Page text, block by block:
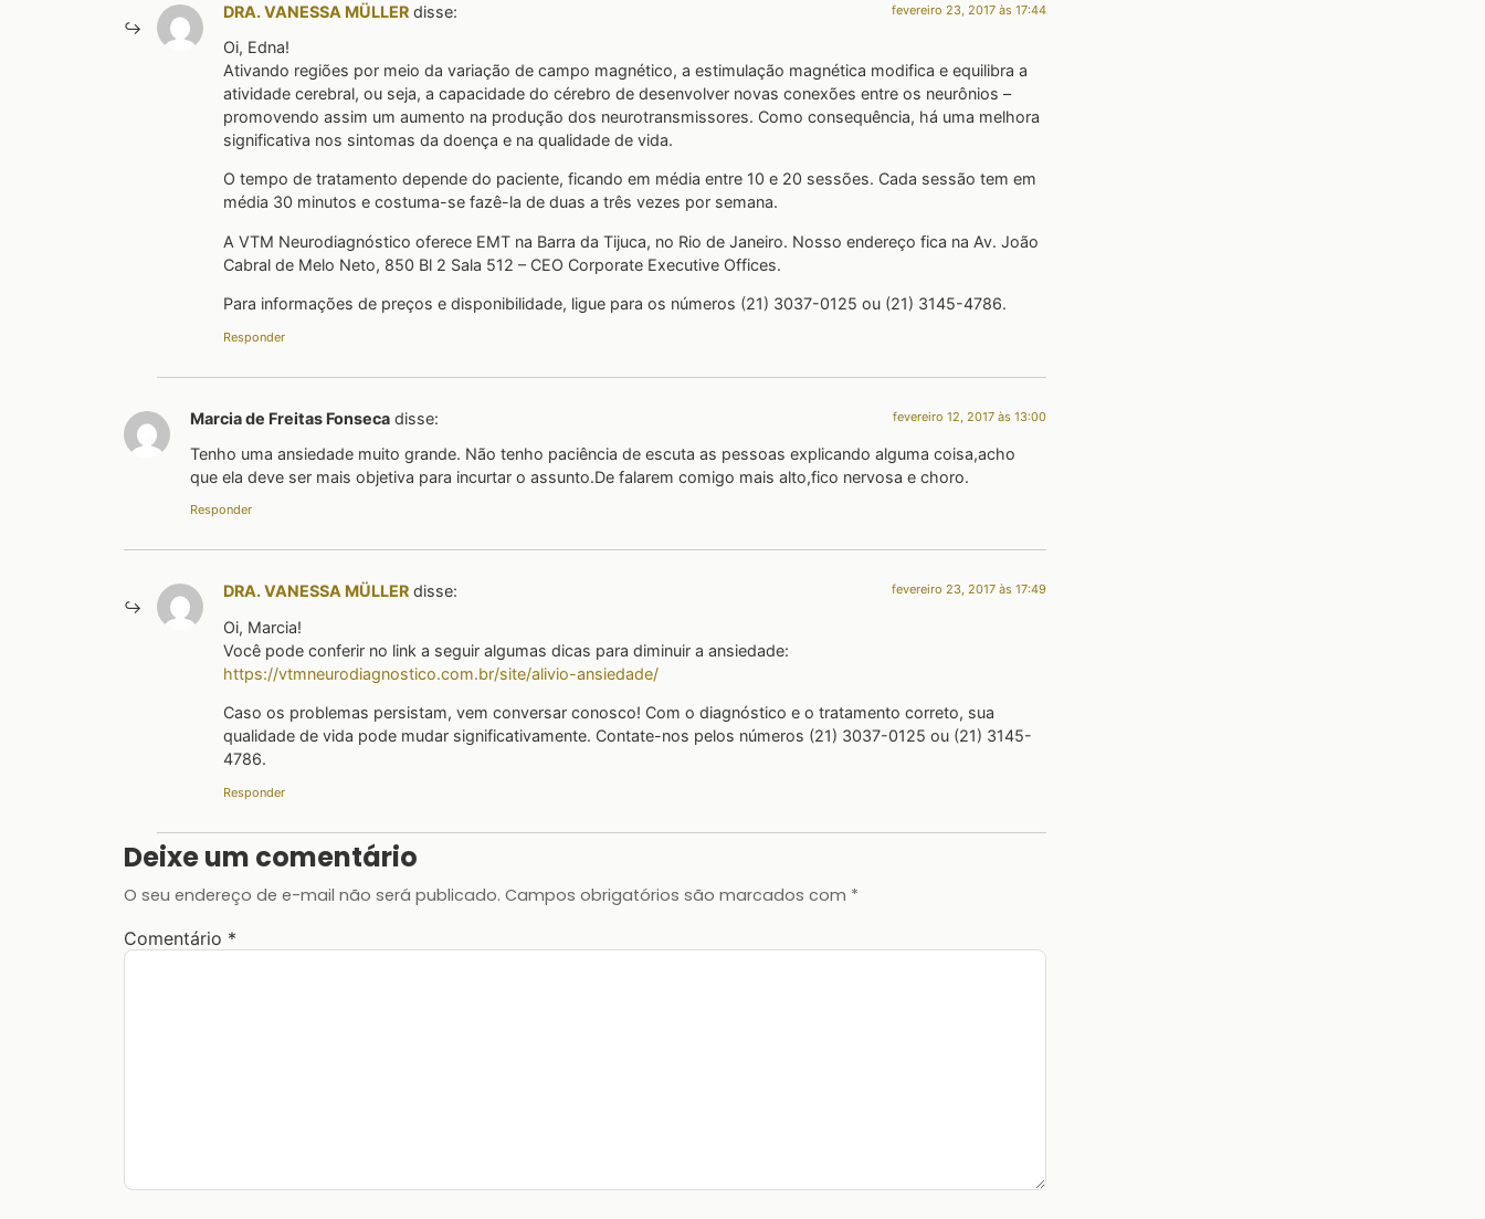
DRA. VANESSA MÜLLER disse: fevereiro 23, 2017 às 17:44
Oi, Edna!
Ativando regiões por meio da variação de campo magnético, a estimulação magnética modifica e equilibra a
atividade cerebral, ou seja, a capacidade do cérebro de desenvolver novas conexões entre os neurônios –
promovendo assim um aumento na produção dos neurotransmissores. Como consequência, há uma melhora
significativa nos sintomas da doença e na qualidade de vida.
O tempo de tratamento depende do paciente, ficando em média entre 10 e 20 sessões. Cada sessão tem em
média 30 minutos e costuma-se fazê-la de duas a três vezes por semana.
A VTM Neurodiagnóstico oferece EMT na Barra da Tijuca, no Rio de Janeiro. Nosso endereço fica na Av. João
Cabral de Melo Neto, 850 Bl 2 Sala 512 – CEO Corporate Executive Offices.
Para informações de preços e disponibilidade, ligue para os números (21) 3037-0125 ou (21) 3145-4786.
Responder
Marcia de Freitas Fonseca disse: fevereiro 12, 2017 às 13:00
Tenho uma ansiedade muito grande. Não tenho paciência de escuta as pessoas explicando alguma coisa,acho
que ela deve ser mais objetiva para incurtar o assunto.De falarem comigo mais alto,fico nervosa e choro.
Responder
DRA. VANESSA MÜLLER disse: fevereiro 23, 2017 às 17:49
Oi, Marcia!
Você pode conferir no link a seguir algumas dicas para diminuir a ansiedade:
https://vtmneurodiagnostico.com.br/site/alivio-ansiedade/
Caso os problemas persistam, vem conversar conosco! Com o diagnóstico e o tratamento correto, sua
qualidade de vida pode mudar significativamente. Contate-nos pelos números (21) 3037-0125 ou (21) 3145-
4786.
Responder
Deixe um comentário
O seu endereço de e-mail não será publicado. Campos obrigatórios são marcados com *
Comentário *